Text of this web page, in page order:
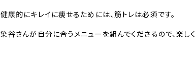
健康的にキレイに痩せるためには、筋トレは必須です。
染谷さんが自分に合うメニューを組んでくださるので、楽し